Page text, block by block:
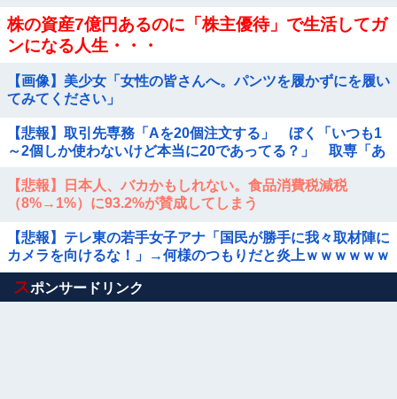
株の資産7億円あるのに「株主優待」で生活してガ
ンになる人生・・・
【画像】美少女「女性の皆さんへ。パンツを履かずにを履い
てみてください」
【悲報】取引先専務「Aを20個注文する」 ぼく「いつも1
～2個しか使わないけど本当に20であってる？」 取専「あ
か？？？？？？？？
【悲報】日本人、バカかもしれない。食品消費税減税
（8%→1%）に93.2%が賛成してしまう
【悲報】テレ東の若手女子アナ「国民が勝手に我々取材陣に
カメラを向けるな！」→何様のつもりだと炎上ｗｗｗｗｗｗ
Powered by livedoor 相互RSS
スポンサードリンク